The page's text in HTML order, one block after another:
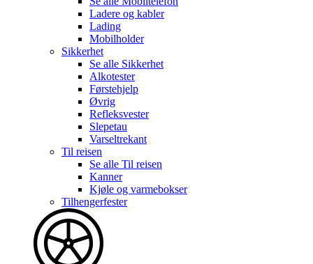
Ladere og kabler
Lading
Mobilholder
Sikkerhet
Se alle Sikkerhet
Alkotester
Førstehjelp
Øvrig
Refleksvester
Slepetau
Varseltrekant
Til reisen
Se alle Til reisen
Kanner
Kjøle og varmebokser
Tilhengerfester